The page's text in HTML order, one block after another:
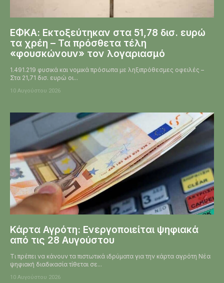
ΕΦΚΑ: Εκτοξεύτηκαν στα 51,78 δισ. ευρώ
τα χρέη – Τα πρόσθετα τέλη
«φουσκώνουν» τον λογαριασμό
1.491.219 φυσικά και νομικά πρόσωπα με ληξιπρόθεσμες οφειλές –
Στα 21,71 δισ. ευρώ οι...
10 Αυγούστου 2026
Κάρτα Αγρότη: Ενεργοποιείται ψηφιακά
από τις 28 Αυγούστου
Τι πρέπει να κάνουν τα πιστωτικά ιδρύματα για την κάρτα αγρότη Νέα
ψηφιακή διαδικασία τίθεται σε...
10 Αυγούστου 2026